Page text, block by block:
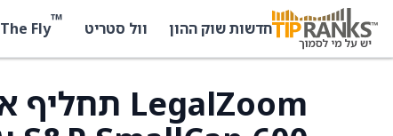
חדשות שוק ההון וול סטריט ™
The Fly